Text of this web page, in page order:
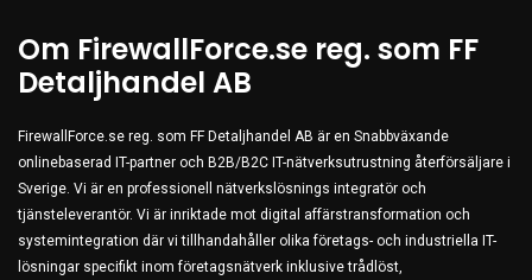
Om FirewallForce.se reg. som FF
Detaljhandel AB
FirewallForce.se reg. som FF Detaljhandel AB är en Snabbväxande
onlinebaserad IT-partner och B2B/B2C IT-nätverksutrustning återförsäljare i
Sverige. Vi är en professionell nätverkslösnings integratör och
tjänsteleverantör. Vi är inriktade mot digital affärstransformation och
systemintegration där vi tillhandahåller olika företags- och industriella IT-
lösningar specifikt inom företagsnätverk inklusive trådlöst,